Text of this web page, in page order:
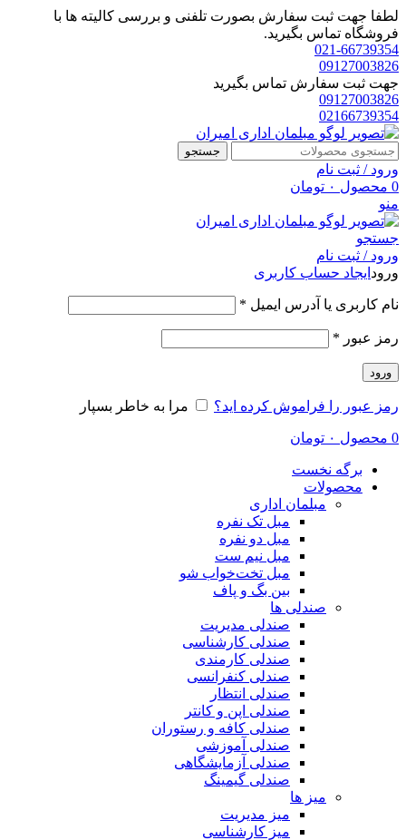
لطفا جهت ثبت سفارش بصورت تلفنی و بررسی کالیته ها با
فروشگاه تماس بگیرید.
021-66739354
09127003826
جهت ثبت سفارش تماس بگیرید
09127003826
02166739354
جستجو
ورود / ثبت نام
0 محصول ۰ تومان
منو
جستجو
ورود / ثبت نام
ورود ایجاد حساب کاربری
نام کاربری یا آدرس ایمیل *
رمز عبور *
ورود
رمز عبور را فراموش کرده اید؟ مرا به خاطر بسپار
0 محصول ۰ تومان
برگه نخست
محصولات
مبلمان اداری
مبل تک نفره
مبل دو نفره
مبل نیم ست
مبل تخت‌خواب شو
بین بگ و پاف
صندلی ها
صندلی مدیریت
صندلی کارشناسی
صندلی کارمندی
صندلی کنفرانسی
صندلی انتظار
صندلی اپن و کانتر
صندلی کافه و رستوران
صندلی آموزشی
صندلی آزمایشگاهی
صندلی گیمینگ
میز ها
میز مدیریت
میز کارشناسی